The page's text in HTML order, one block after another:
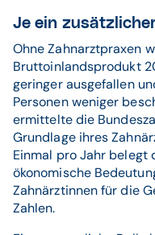
Je ein
Ohne Zahnarztpraxen
Bruttoinlandsprodukt
geringer ausgefallen
Personen weniger
ermittelte die
Grundlage ihres
Einmal pro Jahr
ökonomische
Zahnärztinnen für die
Zahlen.